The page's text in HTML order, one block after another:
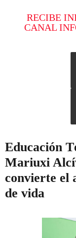
RECIBE
CANAL
Educación
Mariuxi
convierte el
de vida